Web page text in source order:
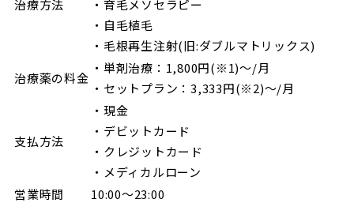
治療方法
・育毛メソセラピー
・自毛植毛
・毛根再生注射(旧:ダブルマトリックス)
治療薬の料金
・単剤治療：1,800円(※1)～/月
・セットプラン：3,333円(※2)～/月
支払方法
・現金
・デビットカード
・クレジットカード
・メディカルローン
営業時間
10:00～23:00